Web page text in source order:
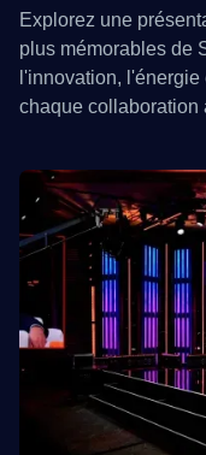
Explorez une
plus mémorables de
l'innovation,
chaque collaboration